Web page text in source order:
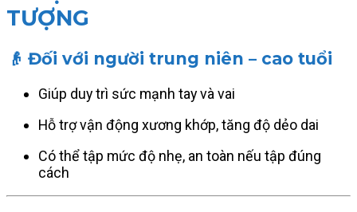
TƯỢNG
👴 Đối với người trung niên – cao tuổi
Giúp duy trì sức mạnh tay và vai
Hỗ trợ vận động xương khớp, tăng độ dẻo dai
Có thể tập mức độ nhẹ, an toàn nếu tập đúng
cách